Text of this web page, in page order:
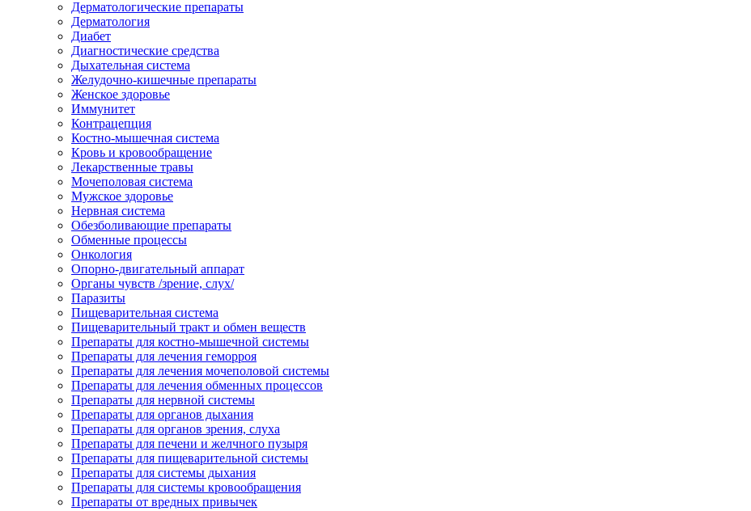
Дерматологические препараты
Дерматология
Диабет
Диагностические средства
Дыхательная система
Желудочно-кишечные препараты
Женское здоровье
Иммунитет
Контрацепция
Костно-мышечная система
Кровь и кровообращение
Лекарственные травы
Мочеполовая система
Мужское здоровье
Нервная система
Обезболивающие препараты
Обменные процессы
Онкология
Опорно-двигательный аппарат
Органы чувств /зрение, слух/
Паразиты
Пищеварительная система
Пищеварительный тракт и обмен веществ
Препараты для костно-мышечной системы
Препараты для лечения геморроя
Препараты для лечения мочеполовой системы
Препараты для лечения обменных процессов
Препараты для нервной системы
Препараты для органов дыхания
Препараты для органов зрения, слуха
Препараты для печени и желчного пузыря
Препараты для пищеварительной системы
Препараты для системы дыхания
Препараты для системы кровообращения
Препараты от вредных привычек